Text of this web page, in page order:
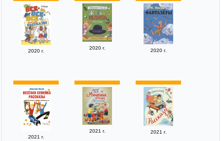
2020 г.
2020 г. 2020 г.
2021 г.
2021 г. 2021 г.